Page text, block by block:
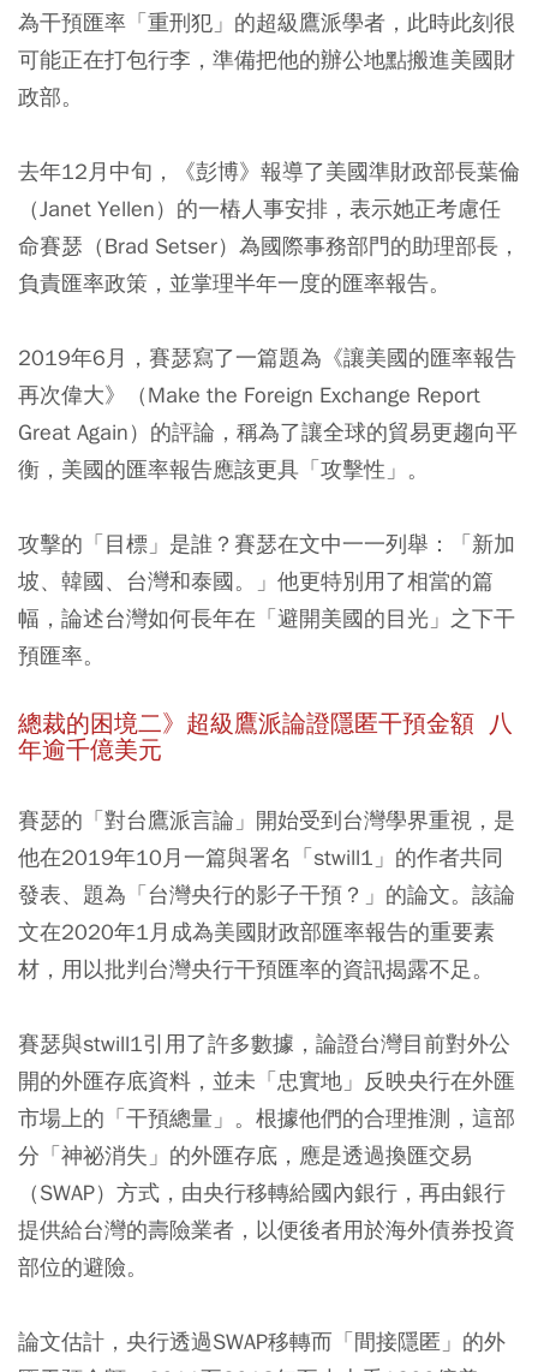
為干預匯率「重刑犯」的超級鷹派學者，此時此刻很
可能正在打包行李，準備把他的辦公地點搬進美國財
政部。
去年12月中旬，《彭博》報導了美國準財政部長葉倫
（Janet Yellen）的一樁人事安排，表示她正考慮任
命賽瑟（Brad Setser）為國際事務部門的助理部長，
負責匯率政策，並掌理半年一度的匯率報告。
2019年6月，賽瑟寫了一篇題為《讓美國的匯率報告
再次偉大》（Make the Foreign Exchange Report
Great Again）的評論，稱為了讓全球的貿易更趨向平
衡，美國的匯率報告應該更具「攻擊性」。
攻擊的「目標」是誰？賽瑟在文中一一列舉：「新加
坡、韓國、台灣和泰國。」他更特別用了相當的篇
幅，論述台灣如何長年在「避開美國的目光」之下干
預匯率。
總裁的困境二》超級鷹派論證隱匿干預金額 八
年逾千億美元
賽瑟的「對台鷹派言論」開始受到台灣學界重視，是
他在2019年10月一篇與署名「stwill1」的作者共同
發表、題為「台灣央行的影子干預？」的論文。該論
文在2020年1月成為美國財政部匯率報告的重要素
材，用以批判台灣央行干預匯率的資訊揭露不足。
賽瑟與stwill1引用了許多數據，論證台灣目前對外公
開的外匯存底資料，並未「忠實地」反映央行在外匯
市場上的「干預總量」。根據他們的合理推測，這部
分「神祕消失」的外匯存底，應是透過換匯交易
（SWAP）方式，由央行移轉給國內銀行，再由銀行
提供給台灣的壽險業者，以便後者用於海外債券投資
部位的避險。
論文估計，央行透過SWAP移轉而「間接隱匿」的外